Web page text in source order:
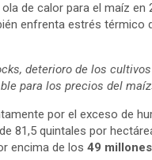
de calor para el maíz
enfrenta estrés
deterioro de los
para los precios del
por el exceso de
81,5 quintales por
encima de los 49 millones